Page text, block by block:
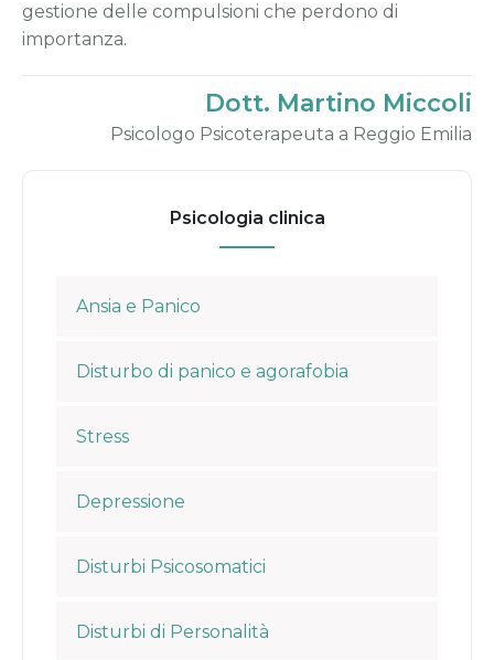
gestione delle compulsioni che perdono di
importanza.
Dott. Martino Miccoli
Psicologo Psicoterapeuta a Reggio Emilia
Psicologia clinica
Ansia e Panico
Disturbo di panico e agorafobia
Stress
Depressione
Disturbi Psicosomatici
Disturbi di Personalità